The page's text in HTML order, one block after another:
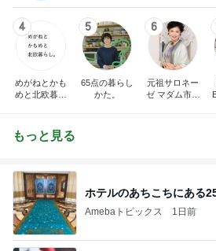
4
めがねとかも
めと北欧暮ら
5
65点の暮らし
かた。
6
元祖サロネー
ゼ マダム市川
もっと見る
ホテルのあちこちにある
Amebaトピックス 1日前